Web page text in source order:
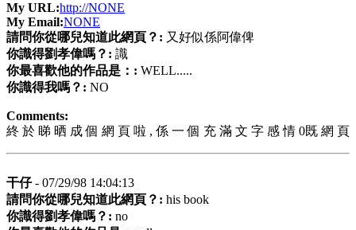
My URL:http://NONE
My Email:NONE
請問你從哪兒知道此網頁？: 又好似係阿偉俾
你識得劉孝偉嗎？: 識
你最喜歡他的作品是：: WELL.....
你識得我嗎？: NO
Comments:
終 於 睇 晒 成 個 網 頁 啦 , 係 一 個 充 滿 文 字 感 情 0既 網 頁
干仔- 07/29/98 14:04:13
請問你從哪兒知道此網頁？: his book
你識得劉孝偉嗎？: no